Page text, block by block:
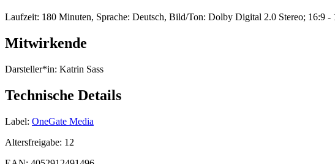
Laufzeit: 180 Minuten, Sprache: Deutsch, Bild/Ton: Dolby Digital 2.0 Stereo; 16:9 -
Mitwirkende
Darsteller*in: Katrin Sass
Technische Details
Label: OneGate Media
Altersfreigabe: 12